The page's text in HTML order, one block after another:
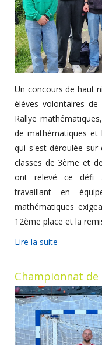
Un concours de haut
élèves volontaires
Rallye
de mathématiques et
qui s'est déroulée
classes de 3ème et
ont relevé ce défi
travaillant en
mathématiques
12ème place et la
Lire la suite
Championnat de